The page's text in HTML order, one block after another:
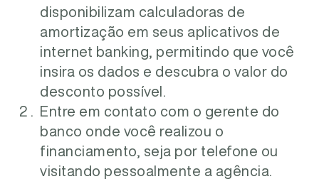
disponibilizam calculadoras de
amortização em seus aplicativos de
internet banking, permitindo que você
insira os dados e descubra o valor do
desconto possível.
Entre em contato com o gerente do
banco onde você realizou o
financiamento, seja por telefone ou
visitando pessoalmente a agência.